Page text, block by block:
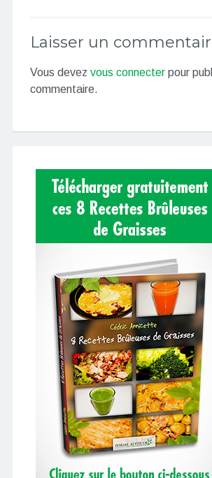
Laisser un
Vous devez vous connecterpour
commentaire.